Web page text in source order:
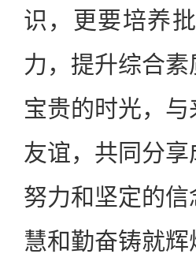
识，更要培养
力，提升综合
宝贵的时光，
友谊，共同分
努力和坚定的
慧和勤奋铸就辉